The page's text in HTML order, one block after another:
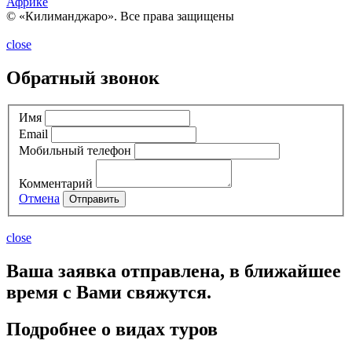
© «Килиманджаро». Все права защищены
close
Обратный звонок
Имя
Email
Мобильный телефон
Комментарий
Отмена
Отправить
close
Ваша заявка отправлена, в ближайшее
время с Вами свяжутся.
Подробнее о видах туров